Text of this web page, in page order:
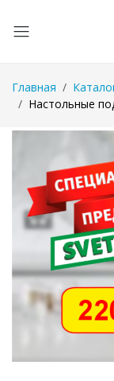
Главная
Настольные